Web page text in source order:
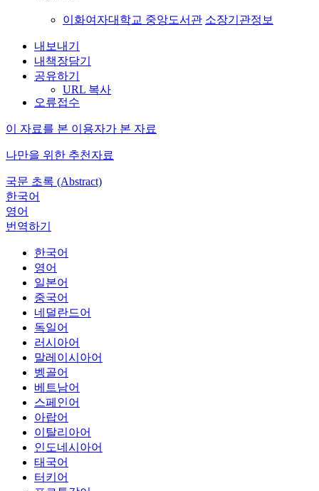
이화여자대학교 중앙도서관 소장기관정보
내보내기
내책장담기
공유하기
URL 복사
오류접수
이 자료를 본 이용자가 본 자료
나만을 위한 추천자료
국문 초록 (Abstract)
한국어
영어
번역하기
한국어
영어
일본어
중국어
네덜란드어
독일어
러시아어
말레이시아어
벵골어
베트남어
스페인어
아랍어
이탈리아어
인도네시아어
태국어
터키어